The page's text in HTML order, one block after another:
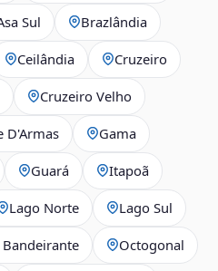
Sul Brazlândia
Ceilândia Cruzeiro
Cruzeiro Velho
D'Armas Gama
Guará Itapoã
Lago Norte Lago Sul
Octogonal